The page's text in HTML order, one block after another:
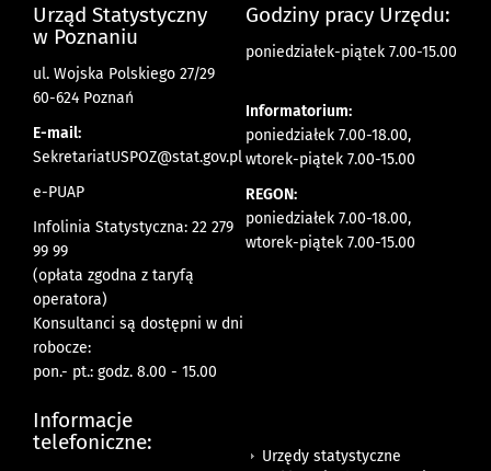
Urząd Statystyczny
w Poznaniu
ul. Wojska Polskiego 27/29
60-624 Poznań
E-mail:
SekretariatUSPOZ@stat.gov.pl
e-PUAP
Infolinia Statystyczna: 22 279
99 99
(opłata zgodna z taryfą
operatora)
Konsultanci są dostępni w dni
robocze:
pon.- pt.: godz. 8.00 - 15.00
Godziny pracy Urzędu:
poniedziałek-piątek 7.00-15.00
Informatorium:
poniedziałek 7.00-18.00,
wtorek-piątek 7.00-15.00
REGON:
poniedziałek 7.00-18.00,
wtorek-piątek 7.00-15.00
Informacje
telefoniczne:
Urzędy statystyczne